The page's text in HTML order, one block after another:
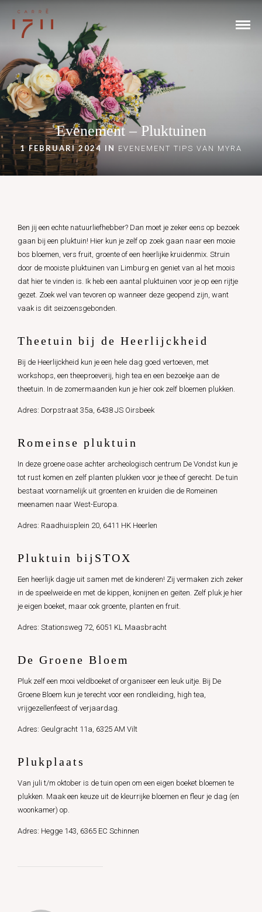
Evenement – Pluktuinen
1 FEBRUARI 2024 IN EVENEMENT TIPS VAN MYRA
Ben jij een echte natuurliefhebber? Dan moet je zeker eens op bezoek
gaan bij een pluktuin! Hier kun je zelf op zoek gaan naar een mooie
bos bloemen, vers fruit, groente of een heerlijke kruidenmix. Struin
door de mooiste pluktuinen van Limburg en geniet van al het moois
dat hier te vinden is. Ik heb een aantal pluktuinen voor je op een rijtje
gezet. Zoek wel van tevoren op wanneer deze geopend zijn, want
vaak is dit seizoensgebonden.
Theetuin bij de Heerlijckheid
Bij de Heerlijckheid kun je een hele dag goed vertoeven, met
workshops, een theeproeverij, high tea en een bezoekje aan de
theetuin. In de zomermaanden kun je hier ook zelf bloemen plukken.
Adres: Dorpstraat 35a, 6438 JS Oirsbeek
Romeinse pluktuin
In deze groene oase achter archeologisch centrum De Vondst kun je
tot rust komen en zelf planten plukken voor je thee of gerecht. De tuin
bestaat voornamelijk uit groenten en kruiden die de Romeinen
meenamen naar West-Europa.
Adres: Raadhuisplein 20, 6411 HK Heerlen
Pluktuin bijSTOX
Een heerlijk dagje uit samen met de kinderen! Zij vermaken zich zeker
in de speelweide en met de kippen, konijnen en geiten. Zelf pluk je hier
je eigen boeket, maar ook groente, planten en fruit.
Adres: Stationsweg 72, 6051 KL Maasbracht
De Groene Bloem
Pluk zelf een mooi veldboeket of organiseer een leuk uitje. Bij De
Groene Bloem kun je terecht voor een rondleiding, high tea,
vrijgezellenfeest of verjaardag.
Adres: Geulgracht 11a, 6325 AM Vilt
Plukplaats
Van juli t/m oktober is de tuin open om een eigen boeket bloemen te
plukken. Maak een keuze uit de kleurrijke bloemen en fleur je dag (en
woonkamer) op.
Adres: Hegge 143, 6365 EC Schinnen